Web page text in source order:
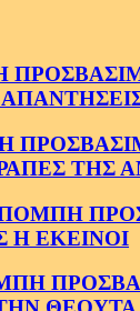
ΤΗΣ
Η ΕΚΕΙΝΟΙ